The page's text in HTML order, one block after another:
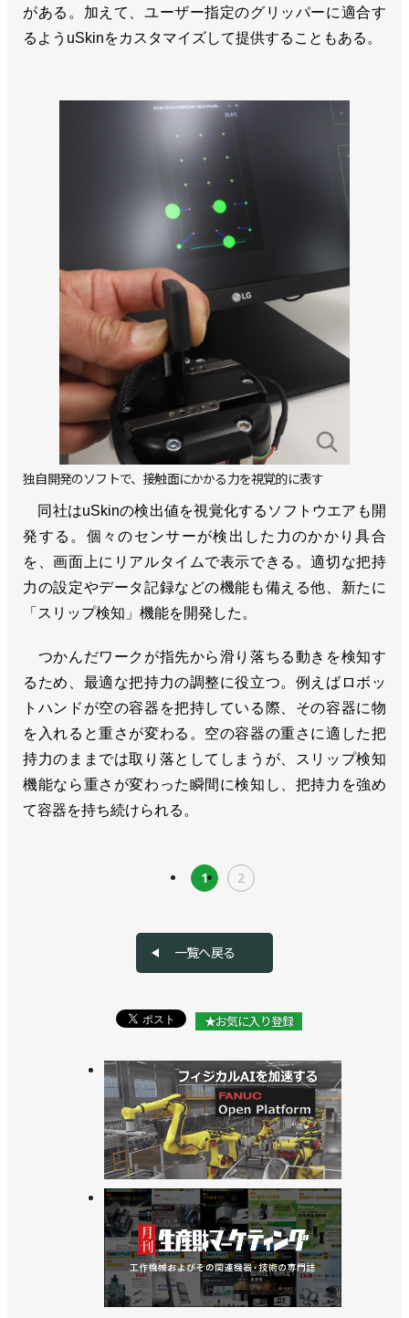
がある。加えて、ユーザー指定のグリッパーに適合す
るようuSkinをカスタマイズして提供することもある。
独自開発のソフトで、接触面にかかる力を視覚的に表す
同社はuSkinの検出値を視覚化するソフトウエアも開
発する。個々のセンサーが検出した力のかかり具合
を、画面上にリアルタイムで表示できる。適切な把持
力の設定やデータ記録などの機能も備える他、新たに
「スリップ検知」機能を開発した。
つかんだワークが指先から滑り落ちる動きを検知す
るため、最適な把持力の調整に役立つ。例えばロボッ
トハンドが空の容器を把持している際、その容器に物
を入れると重さが変わる。空の容器の重さに適した把
持力のままでは取り落としてしまうが、スリップ検知
機能なら重さが変わった瞬間に検知し、把持力を強め
て容器を持ち続けられる。
1 2
一覧へ戻る
★お気に入り登録